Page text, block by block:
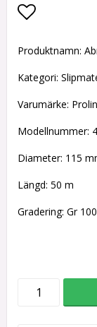
Produktnamn:
Kategori:
Varumärke:
Modellnummer:
Diameter: 115
Längd: 50 m
Gradering: Gr 100